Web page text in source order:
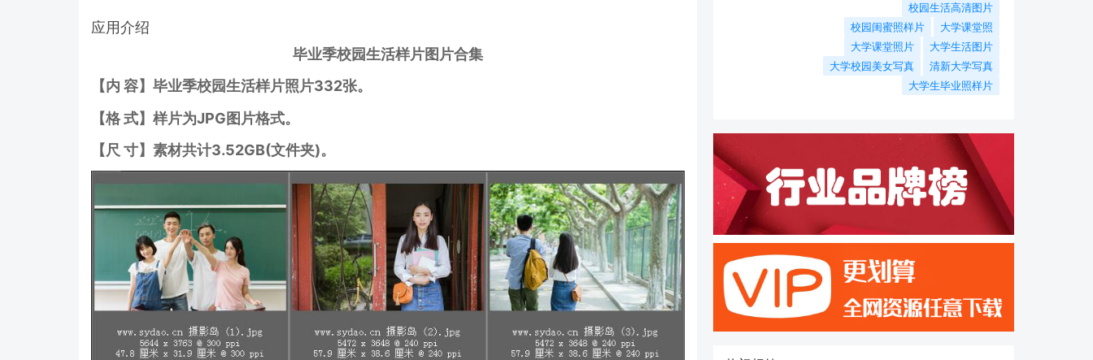
应用介绍
毕业季校园生活样片图片合集
【内 容】毕业季校园生活样片照片332张。
【格 式】样片为JPG图片格式。
【尺 寸】素材共计3.52GB(文件夹)。
校园生活高清图片
校园闺蜜照样片
大学课堂照
大学课堂照片
大学生活图片
大学校园美女写真
清新大学写真
大学生毕业照样片